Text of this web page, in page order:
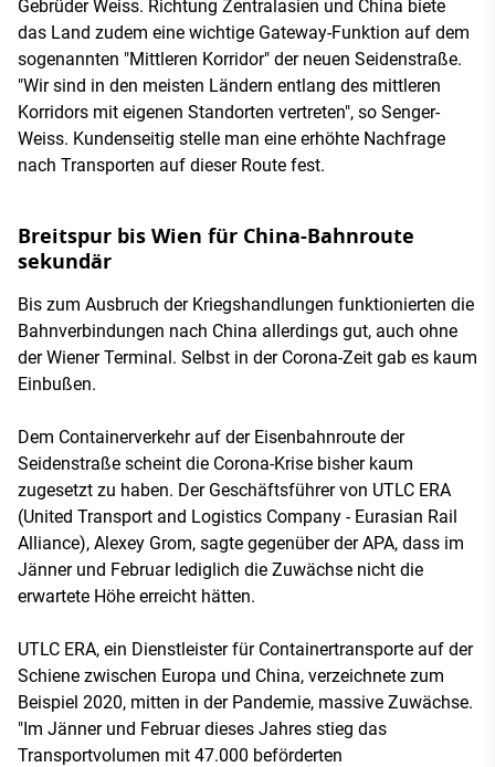
Gebrüder Weiss. Richtung Zentralasien und China biete
das Land zudem eine wichtige Gateway-Funktion auf dem
sogenannten "Mittleren Korridor" der neuen Seidenstraße.
"Wir sind in den meisten Ländern entlang des mittleren
Korridors mit eigenen Standorten vertreten", so Senger-
Weiss. Kundenseitig stelle man eine erhöhte Nachfrage
nach Transporten auf dieser Route fest.
Breitspur bis Wien für China-Bahnroute
sekundär
Bis zum Ausbruch der Kriegshandlungen funktionierten die
Bahnverbindungen nach China allerdings gut, auch ohne
der Wiener Terminal. Selbst in der Corona-Zeit gab es kaum
Einbußen.
Dem Containerverkehr auf der Eisenbahnroute der
Seidenstraße scheint die Corona-Krise bisher kaum
zugesetzt zu haben. Der Geschäftsführer von UTLC ERA
(United Transport and Logistics Company - Eurasian Rail
Alliance), Alexey Grom, sagte gegenüber der APA, dass im
Jänner und Februar lediglich die Zuwächse nicht die
erwartete Höhe erreicht hätten.
UTLC ERA, ein Dienstleister für Containertransporte auf der
Schiene zwischen Europa und China, verzeichnete zum
Beispiel 2020, mitten in der Pandemie, massive Zuwächse.
"Im Jänner und Februar dieses Jahres stieg das
Transportvolumen mit 47.000 beförderten